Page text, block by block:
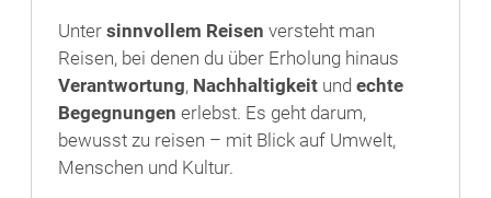
Unter sinnvollem Reisen versteht man
Reisen, bei denen du über Erholung hinaus
Verantwortung, Nachhaltigkeit und echte
Begegnungen erlebst. Es geht darum,
bewusst zu reisen – mit Blick auf Umwelt,
Menschen und Kultur.